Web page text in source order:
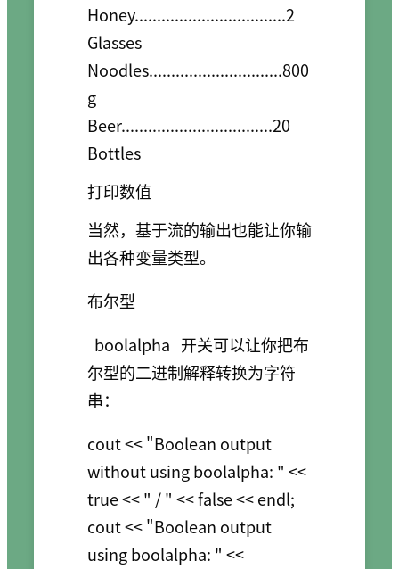
Honey..................................2
Glasses
Noodles..............................800
g
Beer..................................20
打印数值
当然，基于流的输出也能让你输
出各种变量类型。
布尔型
boolalpha 开关可以让你把布
尔型的二进制解释转换为字符
串：
cout << "Boolean output
without using boolalpha: " <<
true << " / " << false << endl;
cout << "Boolean output
using boolalpha: " <<